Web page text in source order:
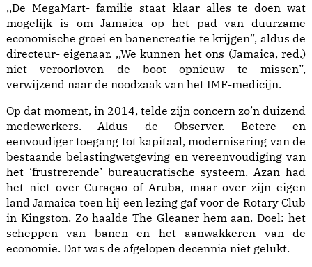
,,De MegaMart- familie staat klaar alles te doen wat
mogelijk is om Jamaica op het pad van duurzame
economische groei en banencreatie te krijgen”, aldus de
directeur- eigenaar. ,,We kunnen het ons (Jamaica, red.)
niet veroorloven de boot opnieuw te missen”,
verwijzend naar de noodzaak van het IMF-medicijn.
Op dat moment, in 2014, telde zijn concern zo’n duizend
medewerkers. Aldus de Observer. Betere en
eenvoudiger toegang tot kapitaal, modernisering van de
bestaande belastingwetgeving en vereenvoudiging van
het ‘frustrerende’ bureaucratische systeem. Azan had
het niet over Curaçao of Aruba, maar over zijn eigen
land Jamaica toen hij een lezing gaf voor de Rotary Club
in Kingston. Zo haalde The Gleaner hem aan. Doel: het
scheppen van banen en het aanwakkeren van de
economie. Dat was de afgelopen decennia niet gelukt.